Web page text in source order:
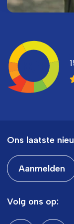
Ons laatste
Aanmelden
Volg ons op: